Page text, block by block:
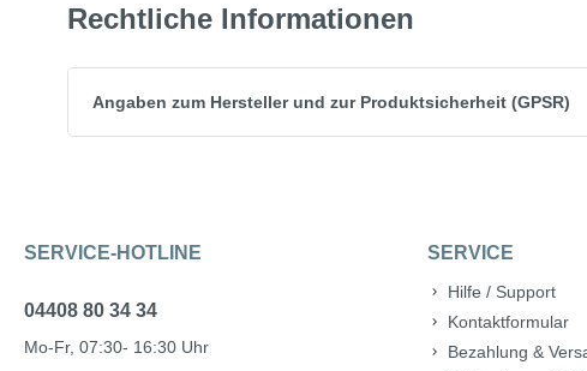
Rechtliche Informationen
Angaben zum Hersteller und zur Produktsicherheit (GPSR)
SERVICE-HOTLINE
04408 80 34 34
Mo-Fr, 07:30- 16:30 Uhr
SERVICE
Hilfe / Support
Kontaktformular
Bezahlung &